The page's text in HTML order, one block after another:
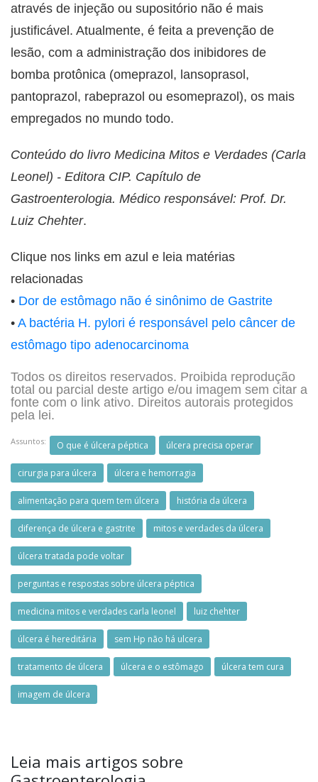
através de injeção ou supositório não é mais
justificável. Atualmente, é feita a prevenção de
lesão, com a administração dos inibidores de
bomba protônica (omeprazol, lansoprasol,
pantoprazol, rabeprazol ou esomeprazol), os mais
empregados no mundo todo.
Conteúdo do livro Medicina Mitos e Verdades (Carla
Leonel) - Editora CIP. Capítulo de
Gastroenterologia. Médico responsável: Prof. Dr.
Luiz Chehter.
Clique nos links em azul e leia matérias
relacionadas
• Dor de estômago não é sinônimo de Gastrite
• A bactéria H. pylori é responsável pelo câncer de
estômago tipo adenocarcinoma
Todos os direitos reservados. Proibida reprodução
total ou parcial deste artigo e/ou imagem sem citar a
fonte com o link ativo. Direitos autorais protegidos
pela lei.
Assuntos: O que é úlcera péptica úlcera precisa operar
cirurgia para úlcera úlcera e hemorragia
alimentação para quem tem úlcera história da úlcera
diferença de úlcera e gastrite mitos e verdades da úlcera
úlcera tratada pode voltar
perguntas e respostas sobre úlcera péptica
medicina mitos e verdades carla leonel luiz chehter
úlcera é hereditária sem Hp não há ulcera
tratamento de úlcera úlcera e o estômago úlcera tem cura
imagem de úlcera
Leia mais artigos sobre